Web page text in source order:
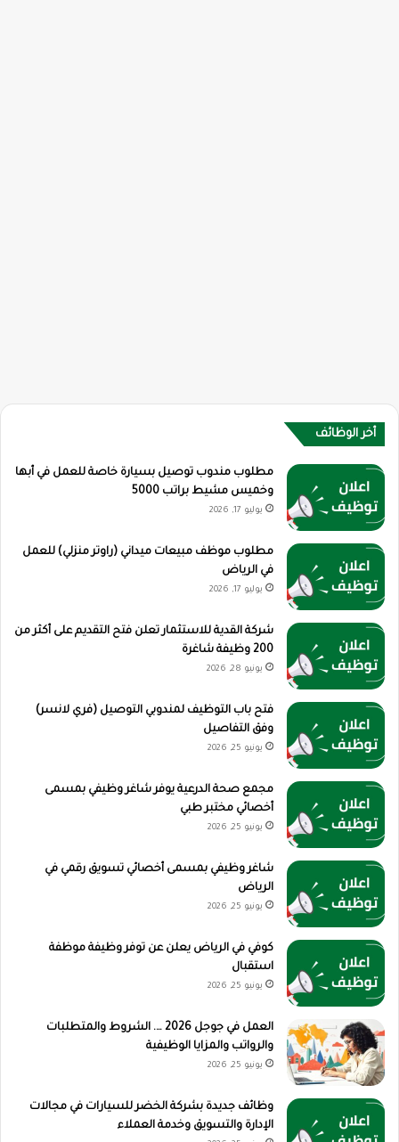
أخر الوظائف
مطلوب مندوب توصيل بسيارة خاصة للعمل في أبها
وخميس مشيط براتب 5000
يوليو 17, 2026
مطلوب موظف مبيعات ميداني (راوتر منزلي) للعمل
في الرياض
يوليو 17, 2026
شركة القدية للاستثمار تعلن فتح التقديم على أكثر من
200 وظيفة شاغرة
يونيو 28, 2026
فتح باب التوظيف لمندوبي التوصيل (فري لانسر)
وفق التفاصيل
يونيو 25, 2026
مجمع صحة الدرعية يوفر شاغر وظيفي بمسمى
أخصائي مختبر طبي
يونيو 25, 2026
شاغر وظيفي بمسمى أخصائي تسويق رقمي في
الرياض
يونيو 25, 2026
كوفي في الرياض يعلن عن توفر وظيفة موظفة
استقبال
يونيو 25, 2026
العمل في جوجل 2026 …. الشروط والمتطلبات
والرواتب والمزايا الوظيفية
يونيو 25, 2026
وظائف جديدة بشركة الخضر للسيارات في مجالات
الإدارة والتسويق وخدمة العملاء